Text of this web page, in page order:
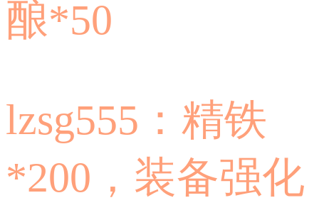
酿*50
lzsg555：精铁
*200，装备强化